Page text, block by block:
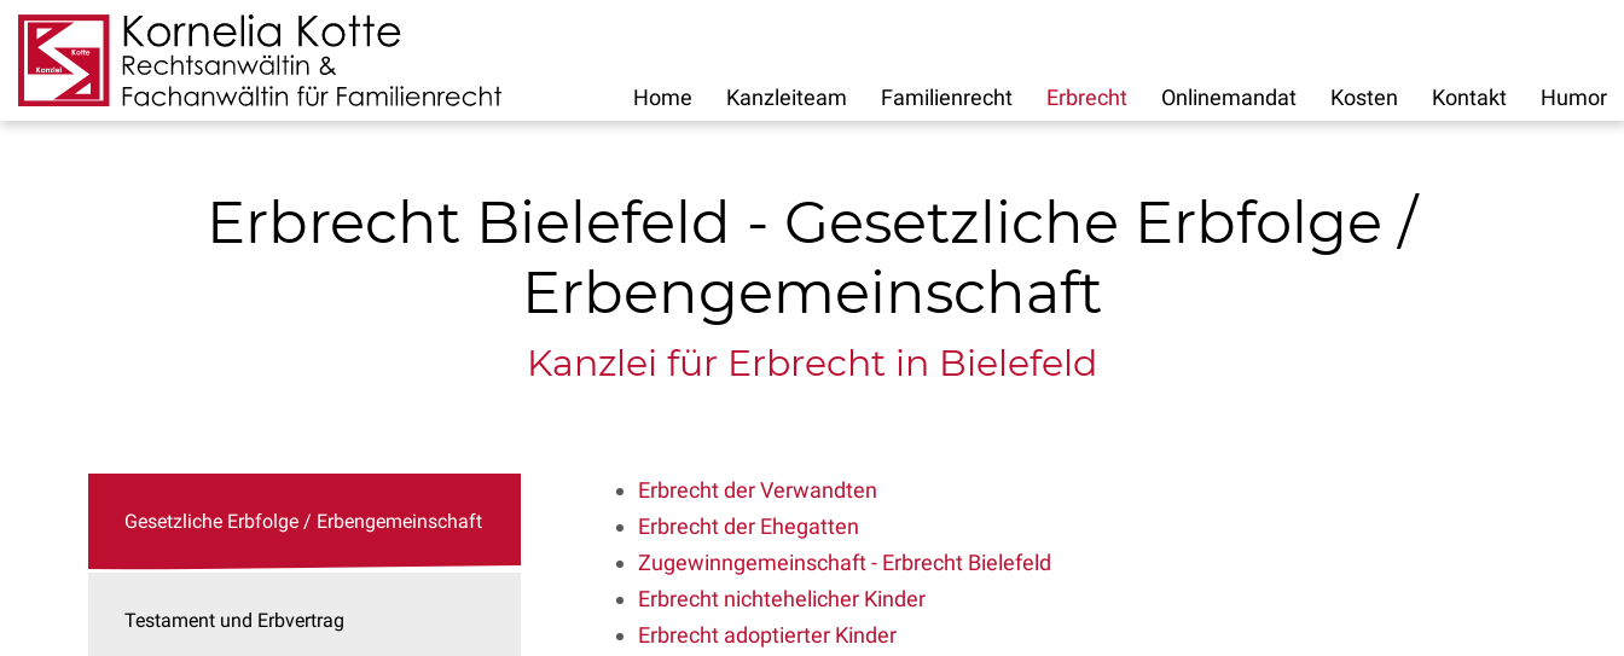
Home Kanzleiteam Familienrecht Erbrecht Onlinemandat Kosten Kontakt Humor
Erbrecht Bielefeld - Gesetzliche Erbfolge /
Erbengemeinschaft
Kanzlei für Erbrecht in Bielefeld
Gesetzliche Erbfolge / Erbengemeinschaft
Testament und Erbvertrag
Erbrecht der Verwandten
Erbrecht der Ehegatten
Zugewinngemeinschaft - Erbrecht Bielefeld
Erbrecht nichtehelicher Kinder
Erbrecht adoptierter Kinder